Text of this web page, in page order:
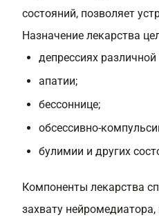
состояний, позволяет
Назначение лекарства
депрессиях
апатии;
бессоннице;
обсессивно-
булимии и других
Компоненты лекарства
захвату